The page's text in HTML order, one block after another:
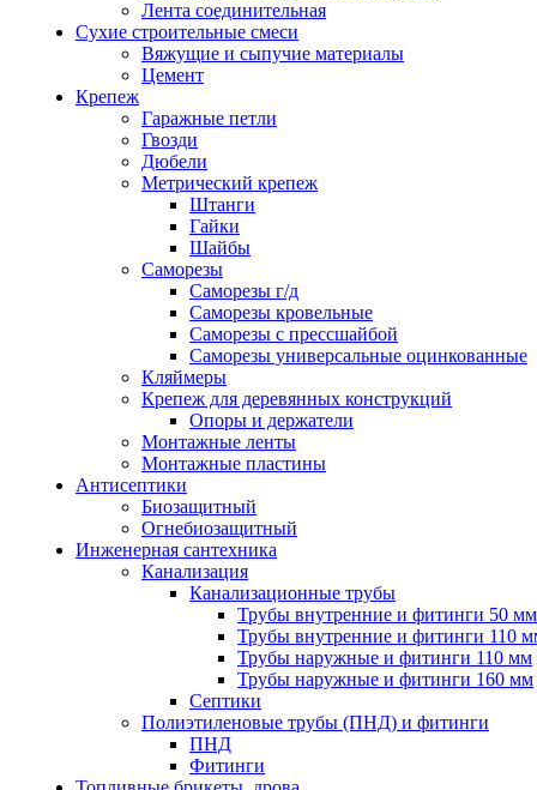
Лента соединительная
Сухие строительные смеси
Вяжущие и сыпучие материалы
Цемент
Крепеж
Гаражные петли
Гвозди
Дюбели
Метрический крепеж
Штанги
Гайки
Шайбы
Саморезы
Саморезы г/д
Саморезы кровельные
Саморезы с прессшайбой
Саморезы универсальные оцинкованные
Кляймеры
Крепеж для деревянных конструкций
Опоры и держатели
Монтажные ленты
Монтажные пластины
Антисептики
Биозащитный
Огнебиозащитный
Инженерная сантехника
Канализация
Канализационные трубы
Трубы внутренние и фитинги 50 мм
Трубы внутренние и фитинги 110
Трубы наружные и фитинги 110 мм
Трубы наружные и фитинги 160 мм
Септики
Полиэтиленовые трубы (ПНД) и фитинги
ПНД
Фитинги